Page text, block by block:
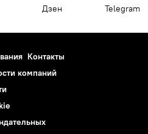
Дзен Telegram
Контакты
компаний